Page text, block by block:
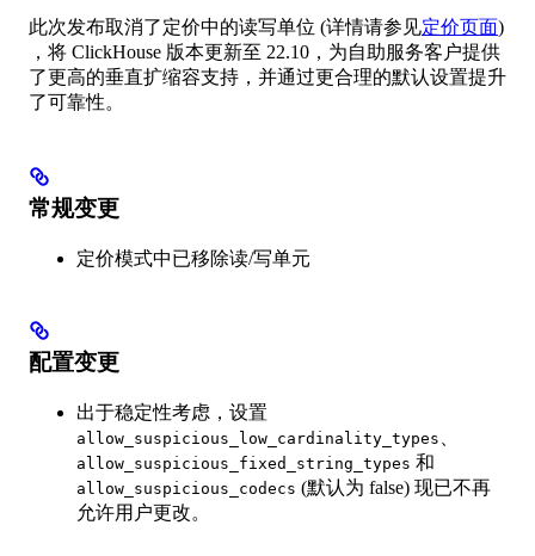
此次发布取消了定价中的读写单位 (详情请参见定价页面)
，将 ClickHouse 版本更新至 22.10，为自助服务客户提供
了更高的垂直扩缩容支持，并通过更合理的默认设置提升
了可靠性。
常规变更
定价模式中已移除读/写单元
配置变更
出于稳定性考虑，设置
allow_suspicious_low_cardinality_types
allow_suspicious_fixed_string_types 和
allow_suspicious_codecs (默认为 false) 现已不再
允许用户更改。